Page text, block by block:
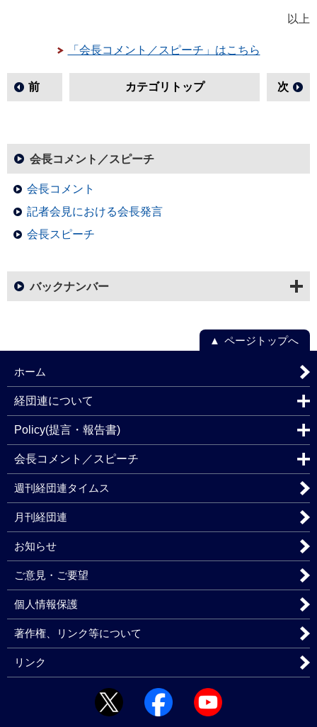
以上
「会長コメント／スピーチ」はこちら
前 カテゴリトップ 次
会長コメント／スピーチ
会長コメント
記者会見における会長発言
会長スピーチ
バックナンバー
ページトップへ
ホーム
経団連について
Policy(提言・報告書)
会長コメント／スピーチ
週刊経団連タイムス
月刊経団連
お知らせ
ご意見・ご要望
個人情報保護
著作権、リンク等について
リンク